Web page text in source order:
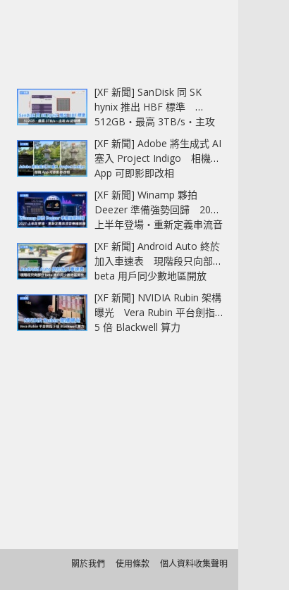
[XF 新聞] SanDisk 同 SK
hynix 推出 HBF 標準
512GB‧最高 3TB/s‧主攻
AI 記憶體
[XF 新聞] Adobe 將生成式 AI
塞入 Project Indigo 相機
App 可即影即改相
[XF 新聞] Winamp 夥拍
Deezer 準備強勢回歸 2027
上半年登場‧重新定義串流音
樂播放器
[XF 新聞] Android Auto 終於
加入車速表 現階段只向部分
beta 用戶同少數地區開放
[XF 新聞] NVIDIA Rubin 架構
曝光 Vera Rubin 平台劍指
5 倍 Blackwell 算力
關於我們 使用條款 個人資料收集聲明